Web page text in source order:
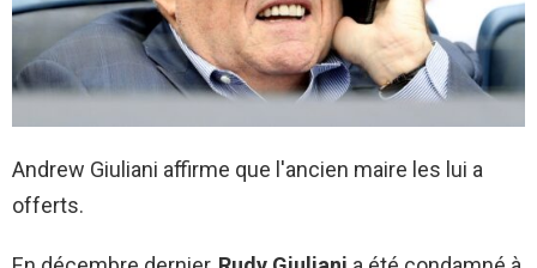
Andrew Giuliani affirme que l'ancien maire les lui a
offerts.